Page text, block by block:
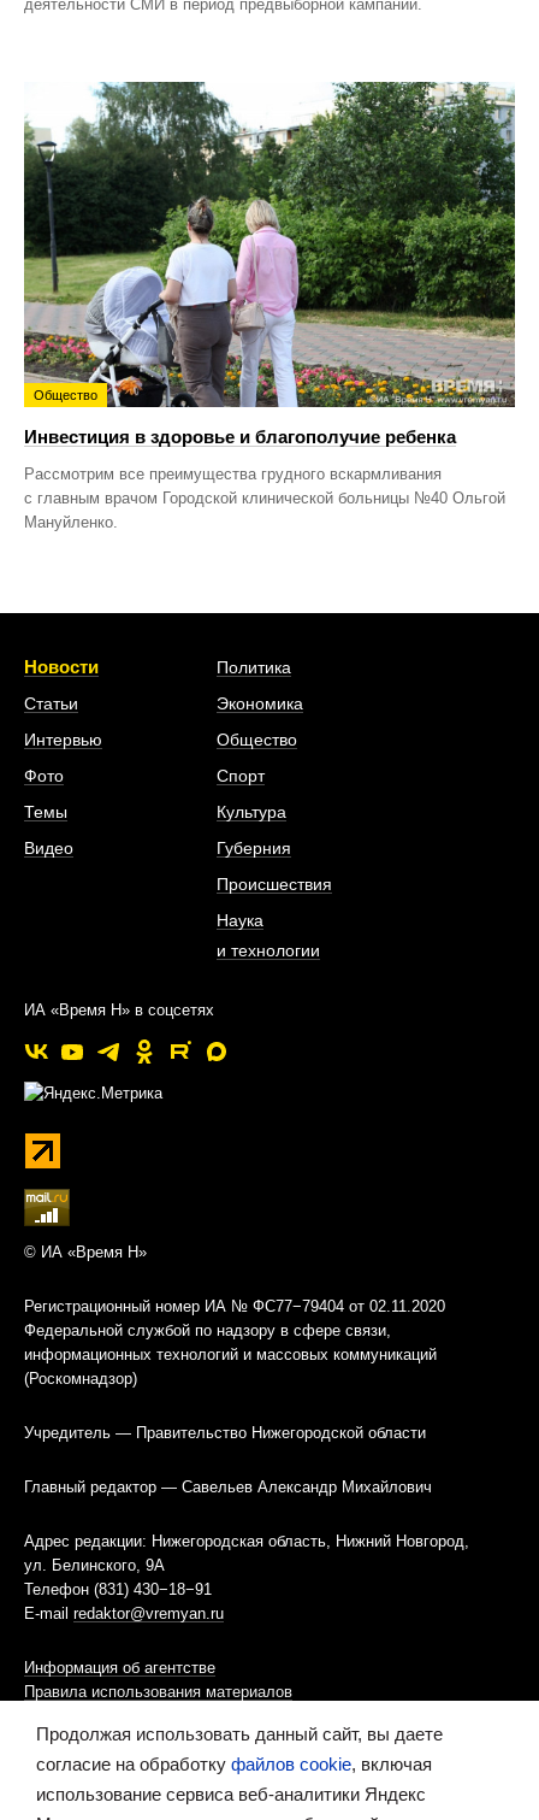
деятельности СМИ в период предвыборной кампании.
Общество
Инвестиция в здоровье и благополучие ребенка
Рассмотрим все преимущества грудного вскармливания
с главным врачом Городской клинической больницы №40 Ольгой
Мануйленко.
Новости
Статьи
Интервью
Фото
Темы
Видео
Политика
Экономика
Общество
Спорт
Культура
Губерния
Происшествия
Наука
и технологии
ИА «Время Н» в соцсетях
© ИА «Время Н»
Регистрационный номер ИА № ФС77−79404 от 02.11.2020
Федеральной службой по надзору в сфере связи,
информационных технологий и массовых коммуникаций
(Роскомнадзор)
Учредитель — Правительство Нижегородской области
Главный редактор — Савельев Александр Михайлович
Адрес редакции: Нижегородская область, Нижний Новгород,
ул. Белинского, 9А
Телефон (831) 430−18−91
E-mail redaktor@vremyan.ru
Информация об агентстве
Правила использования материалов
Информационная политика использования «cookies»-файлов
Ресурс содержит материалы 16+
Продолжая использовать данный сайт, вы даете
согласие на обработку файлов cookie, включая
использование сервиса веб-аналитики Яндекс